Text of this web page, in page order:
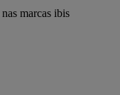
nas marcas ibis